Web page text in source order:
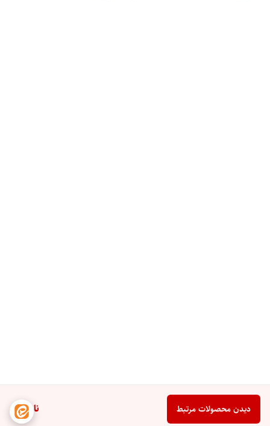
ناموجود دیدن محصولات مرتبط